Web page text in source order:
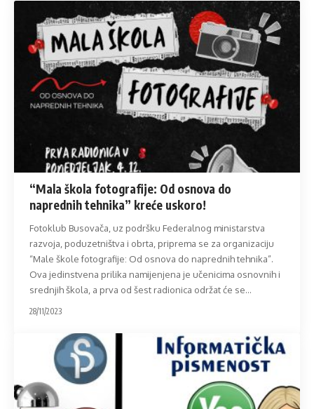
“Mala škola fotografije: Od osnova do
naprednih tehnika” kreće uskoro!
Fotoklub Busovača, uz podršku Federalnog ministarstva
razvoja, poduzetništva i obrta, priprema se za organizaciju
“Male škole fotografije: Od osnova do naprednih tehnika”.
Ova jedinstvena prilika namijenjena je učenicima osnovnih i
srednjih škola, a prva od šest radionica održat će se…
28/11/2023